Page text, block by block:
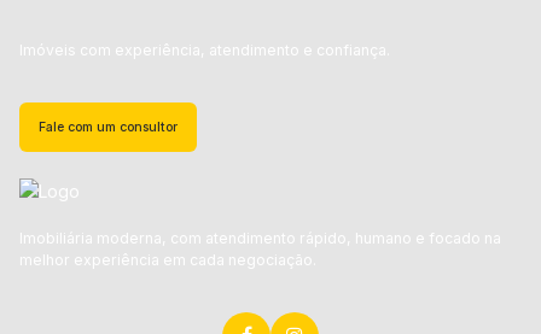
Imóveis com experiência, atendimento e confiança.
Fale com um consultor
Imobiliária moderna, com atendimento rápido, humano e focado na
melhor experiência em cada negociação.